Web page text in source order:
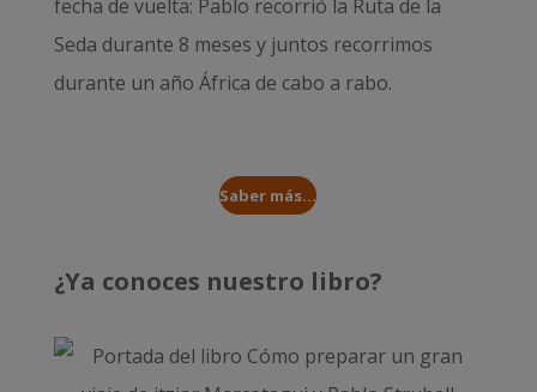
fecha de vuelta: Pablo recorrió la Ruta de la
Seda durante 8 meses y juntos recorrimos
durante un año África de cabo a rabo.
Saber más...
¿Ya conoces nuestro libro?